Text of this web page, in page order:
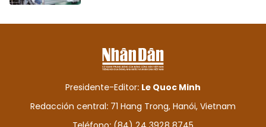
Presidente-Editor: Le Quoc Minh
Redacción central: 71 Hang Trong, Hanói, Vietnam